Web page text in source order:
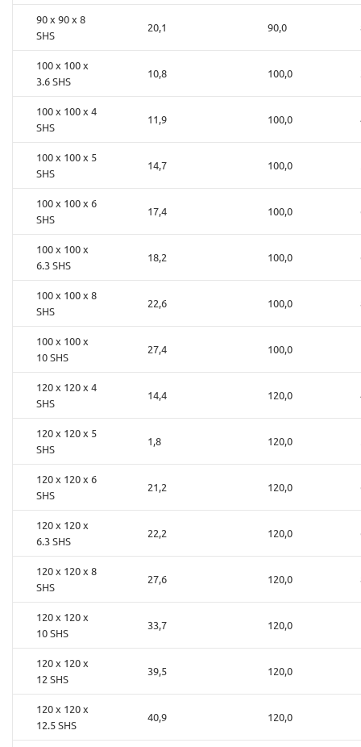
90 x 90 x 8
SHS
20,1 90,0
100 x 100 x
3.6 SHS
10,8 100,0
100 x 100 x 4
SHS
11,9 100,0
100 x 100 x 5
SHS
14,7 100,0
100 x 100 x 6
SHS
17,4 100,0
100 x 100 x
6.3 SHS
18,2 100,0
100 x 100 x 8
SHS
22,6 100,0
100 x 100 x
10 SHS
27,4 100,0
120 x 120 x 4
SHS
14,4 120,0
120 x 120 x 5
SHS
1,8 120,0
120 x 120 x 6
SHS
21,2 120,0
120 x 120 x
6.3 SHS
22,2 120,0
120 x 120 x 8
SHS
27,6 120,0
120 x 120 x
10 SHS
33,7 120,0
120 x 120 x
12 SHS
39,5 120,0
120 x 120 x
12.5 SHS
40,9 120,0